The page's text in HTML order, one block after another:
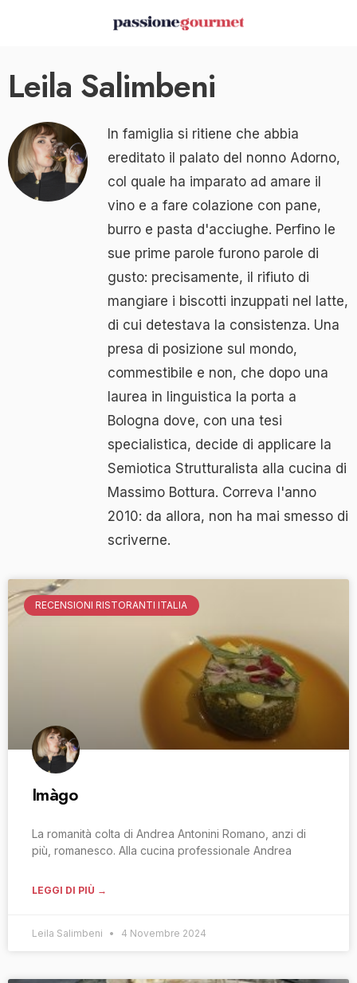
Leila Salimbeni
In famiglia si ritiene che abbia
ereditato il palato del nonno Adorno,
col quale ha imparato ad amare il
vino e a fare colazione con pane,
burro e pasta d'acciughe. Perfino le
sue prime parole furono parole di
gusto: precisamente, il rifiuto di
mangiare i biscotti inzuppati nel latte,
di cui detestava la consistenza. Una
presa di posizione sul mondo,
commestibile e non, che dopo una
laurea in linguistica la porta a
Bologna dove, con una tesi
specialistica, decide di applicare la
Semiotica Strutturalista alla cucina di
Massimo Bottura. Correva l'anno
2010: da allora, non ha mai smesso di
scriverne.
RECENSIONI RISTORANTI ITALIA
Imàgo
La romanità colta di Andrea Antonini Romano, anzi di
più, romanesco. Alla cucina professionale Andrea
LEGGI DI PIÙ →
Leila Salimbeni 4 Novembre 2024